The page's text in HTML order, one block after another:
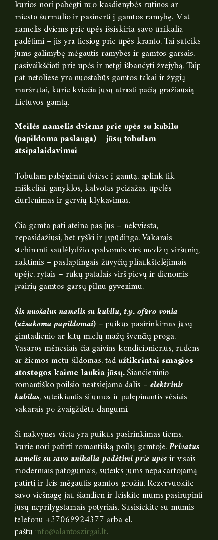
kurios nori pabėgti nuo kasdienybės rutinos ar
miesto šurmulio ir pasinerti į gamtos ramybę. Mat
namelis dviems prie upės išsiskiria savo unikalia
padėtimi – jis yra tiesiog prie upės kranto. Tai suteiks
jums galimybę mėgautis ramybės ir gamtos garsais,
pasivaikščioti prie upės ir netgi išbandyti žvejybą. Taip
pat netoliese yra nuostabūs gamtos takai ir žygių
maršrutai, kurie kviečia jūsų atrasti pačią gražiausią
Lietuvos gamtą.
Meilės namelis dviems prie upės su kubilu
(papildoma paslauga) – jūsų tobulam
atsipalaidavimui
Tobulam pabėgimui dviese į gamtą, aplink tik
miškeliai, ganyklos, kalvotas peizažas, upelės
čiurlenimas ir gervių klykavimas.
Čia gamta pati ateina pas jus – nekviesta,
nepasidažiusi, bet ryški ir įspūdinga. Vakarais
stebinanti saulėlydžio spalvomis virš medžių viršūnių,
naktimis – paslaptingais žuvyčių pliaukštelėjimais
upėje, rytais – rūkų patalais virš pievų ir dienomis
įvairių gamtos garsų pilnu gyvenimu.
Šis nuošalus namelis su kubilu, t.y. ofūro vonia
(užsakoma papildomai)– puikus pasirinkimas jūsų
gimtadienio ar kitų mielų mažų švenčių proga.
Vasaros mėnesiais čia gaivins kondicionierius, rudens
ar žiemos metu šildomas, tadužtikrintai smagios
atostogos kaime laukia jūsų.Šiandieninio
romantiško poilsio neatsiejama dalis –elektrinis
kubilas, suteikiantis šilumos ir palepinantis vėsiais
vakarais po žvaigždėtu dangumi.
Ši nakvynės vieta yra puikus pasirinkimas tiems,
kurie nori patirti romantišką poilsį gamtoje.Privatus
namelis su savo unikalia padėtimi prie upėsir visais
moderniais patogumais, suteiks jums nepakartojamą
patirtį ir leis mėgautis gamtos grožiu. Rezervuokite
savo viešnagę jau šiandien ir leiskite mums pasirūpinti
jūsų neprilygstamais potyriais. Susisiekite su mumis
telefonu +37069924377 arba el.
paštuinfo@alantoszirgai.lt.